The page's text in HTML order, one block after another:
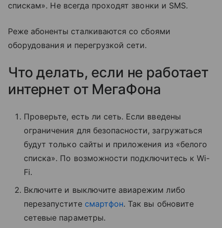
спискам». Не всегда проходят звонки и SMS.
Реже абоненты сталкиваются со сбоями
оборудования и перегрузкой сети.
Что делать, если не работает
интернет от МегаФона
Проверьте, есть ли сеть. Если введены
ограничения для безопасности, загружаться
будут только сайты и приложения из «белого
списка». По возможности подключитесь к Wi-
Fi.
Включите и выключите авиарежим либо
перезапустите смартфон. Так вы обновите
сетевые параметры.